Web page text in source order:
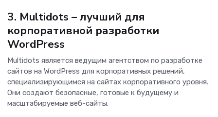
3. Multidots – лучший для
корпоративной разработки
WordPress
Multidots является ведущим агентством по разработке
сайтов на WordPress для корпоративных решений,
специализирующимся на сайтах корпоративного уровня.
Они создают безопасные, готовые к будущему и
масштабируемые веб-сайты.